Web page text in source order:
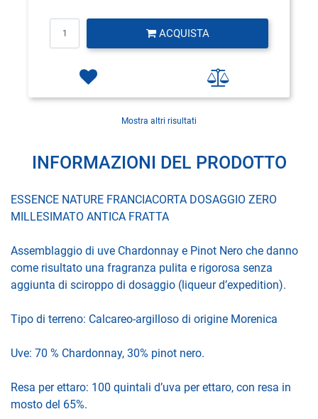
ACQUISTA
Mostra altri risultati
INFORMAZIONI DEL PRODOTTO
ESSENCE NATURE FRANCIACORTA DOSAGGIO ZERO
MILLESIMATO ANTICA FRATTA
Assemblaggio di uve Chardonnay e Pinot Nero che danno
come risultato una fragranza pulita e rigorosa senza
aggiunta di sciroppo di dosaggio (liqueur d’expedition).
Tipo di terreno: Calcareo-argilloso di origine Morenica
Uve: 70 % Chardonnay, 30% pinot nero.
Resa per ettaro: 100 quintali d’uva per ettaro, con resa in
mosto del 65%.